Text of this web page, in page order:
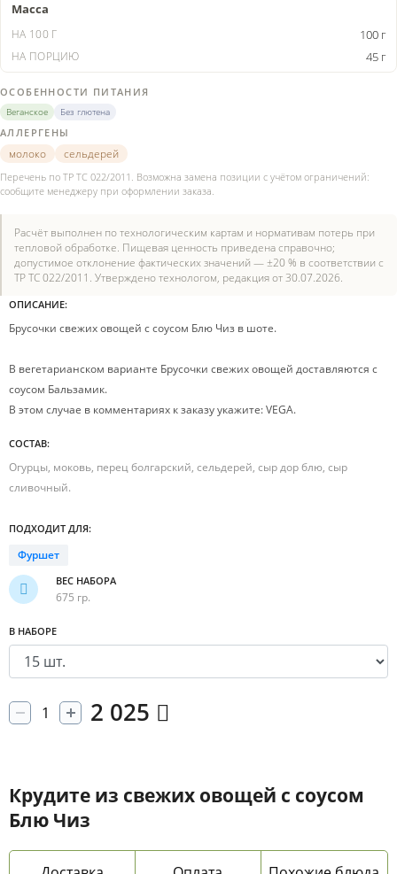
Масса
100 г
45 г
ОСОБЕННОСТИ ПИТАНИЯ
Веганское Без глютена
АЛЛЕРГЕНЫ
молоко
сельдерей
Перечень по ТР ТС 022/2011. Возможна замена позиции с учётом ограничений:
сообщите менеджеру при оформлении заказа.
Расчёт выполнен по технологическим картам и нормативам потерь при
тепловой обработке. Пищевая ценность приведена справочно;
допустимое отклонение фактических значений — ±20 % в соответствии с
ТР ТС 022/2011. Утверждено технологом, редакция от 30.07.2026.
Крудите из свежих овощей с соусом
Блю Чиз
ОПИСАНИЕ:
Брусочки свежих овощей с соусом Блю Чиз в шоте.
В вегетарианском варианте Брусочки свежих овощей доставляются с
соусом Бальзамик.
В этом случае в комментариях к заказу укажите: VEGA.
СОСТАВ:
Огурцы, моковь, перец болгарский, сельдерей, сыр дор блю, сыр
сливочный.
ПОДХОДИТ ДЛЯ:
Фуршет
ВЕС НАБОРА
675 гр.
В НАБОРЕ
2 025